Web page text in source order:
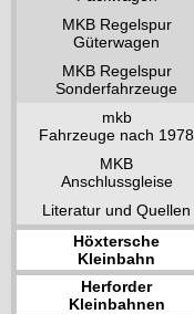
MKB Regelspur
Güterwagen
MKB Regelspur
Sonderfahrzeuge
mkb
Fahrzeuge nach 1978
MKB
Anschlussgleise
Literatur und Quellen
Höxtersche
Kleinbahn
Herforder
Kleinbahnen